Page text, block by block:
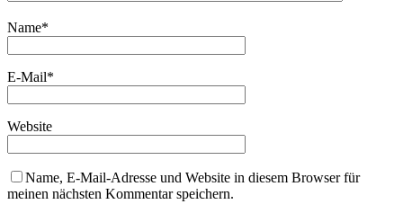
Name*
E-Mail*
Website
Name, E-Mail-Adresse und Website in diesem Browser für
meinen nächsten Kommentar speichern.